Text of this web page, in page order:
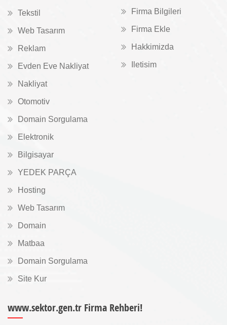
Tekstil
Web Tasarım
Reklam
Evden Eve Nakliyat
Nakliyat
Otomotiv
Domain Sorgulama
Elektronik
Bilgisayar
YEDEK PARÇA
Hosting
Web Tasarım
Domain
Matbaa
Domain Sorgulama
Site Kur
Firma Bilgileri
Firma Ekle
Hakkimizda
Iletisim
www.sektor.gen.tr Firma Rehberi!